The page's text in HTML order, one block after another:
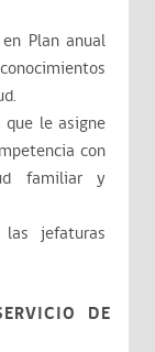
Plan anual
que le asigne
con
familiar y
las jefaturas
DE